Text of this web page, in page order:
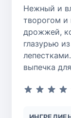
Нежный и
творогом и
дрожжей,
глазурью
выпечка